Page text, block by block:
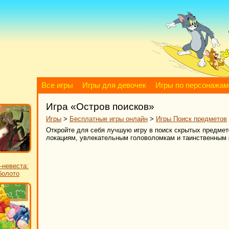
Все игры Игры для девочек Игры по персонажам
Игра «Остров поисков»
Игры > Бесплатные игры онлайн > Игры Поиск предметов
Откройте для себя лучшую игру в поиск скрытых
локациям, увлекательным головоломкам и